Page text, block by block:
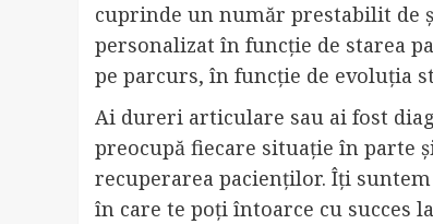
cuprinde un număr prestabilit de
personalizat în funcție de starea
pe parcurs, în funcție de evoluția
Ai dureri articulare sau ai fost
preocupă fiecare situație în parte
recuperarea pacienților. Îți
în care te poți întoarce cu succes